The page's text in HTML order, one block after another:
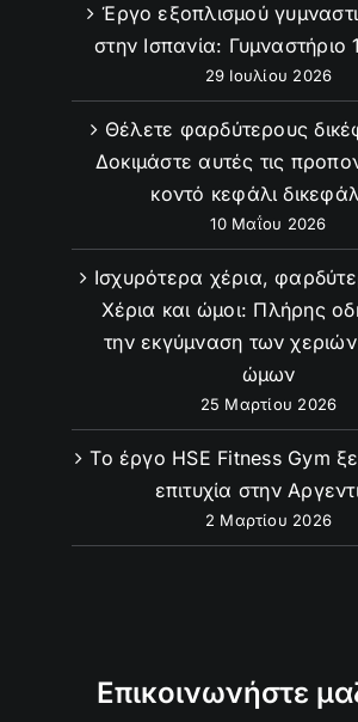
Έργο εξοπλισμού
στην Ισπανία: Γυμναστήριο
29 Ιουλίου 2026
Θέλετε φαρδύτερους
Δοκιμάστε αυτές τις
κοντό κεφάλι
10 Μαΐου 2026
Ισχυρότερα χέρια,
Χέρια και ώμοι: Πλήρης
την εκγύμναση των
ώμων
25 Μαρτίου 2026
Το έργο HSE Fitness Gym
επιτυχία στην
2 Μαρτίου 2026
Επικοινωνήστε